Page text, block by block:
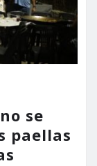
se
paellas